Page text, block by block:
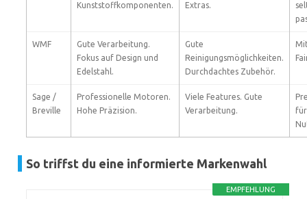
Kunststoffkomponenten.
Extras.
WMF
Gute Verarbeitung.
Fokus auf Design und
Edelstahl.
Gute
Reinigungsmöglichkeiten.
Durchdachtes Zubehör.
Sage /
Breville
Professionelle Motoren.
Hohe Präzision.
Viele Features. Gute
Verarbeitung.
So triffst du eine informierte Markenwahl
EMPFEHLUNG